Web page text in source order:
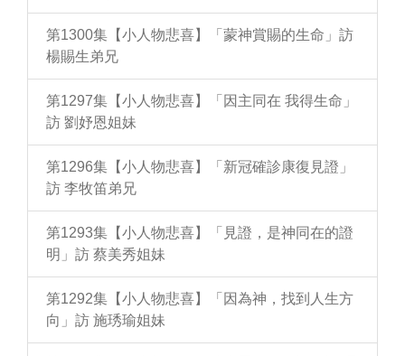
第1300集【小人物悲喜】「蒙神賞賜的生命」訪
楊賜生弟兄
第1297集【小人物悲喜】「因主同在 我得生命」
訪 劉妤恩姐妹
第1296集【小人物悲喜】「新冠確診康復見證」
訪 李牧笛弟兄
第1293集【小人物悲喜】「見證，是神同在的證
明」訪 蔡美秀姐妹
第1292集【小人物悲喜】「因為神，找到人生方
向」訪 施琇瑜姐妹